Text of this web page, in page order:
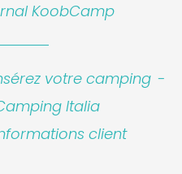
KoobCamp
votre camping -
Italia
client